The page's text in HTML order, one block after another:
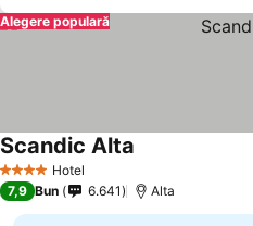
Alegere populară
4 Stele Hotel
Scandic Alta
7,9 Bun 6.641 Alta